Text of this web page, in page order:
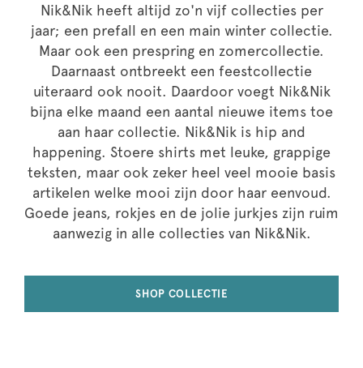
Nik&Nik heeft altijd zo'n vijf collecties per
jaar; een prefall en een main winter collectie.
Maar ook een prespring en zomercollectie.
Daarnaast ontbreekt een feestcollectie
uiteraard ook nooit. Daardoor voegt Nik&Nik
bijna elke maand een aantal nieuwe items toe
aan haar collectie. Nik&Nik is hip and
happening. Stoere shirts met leuke, grappige
teksten, maar ook zeker heel veel mooie basis
artikelen welke mooi zijn door haar eenvoud.
Goede jeans, rokjes en de jolie jurkjes zijn ruim
aanwezig in alle collecties van Nik&Nik.
SHOP COLLECTIE